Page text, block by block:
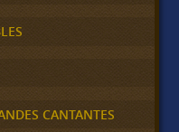
CANTANTES